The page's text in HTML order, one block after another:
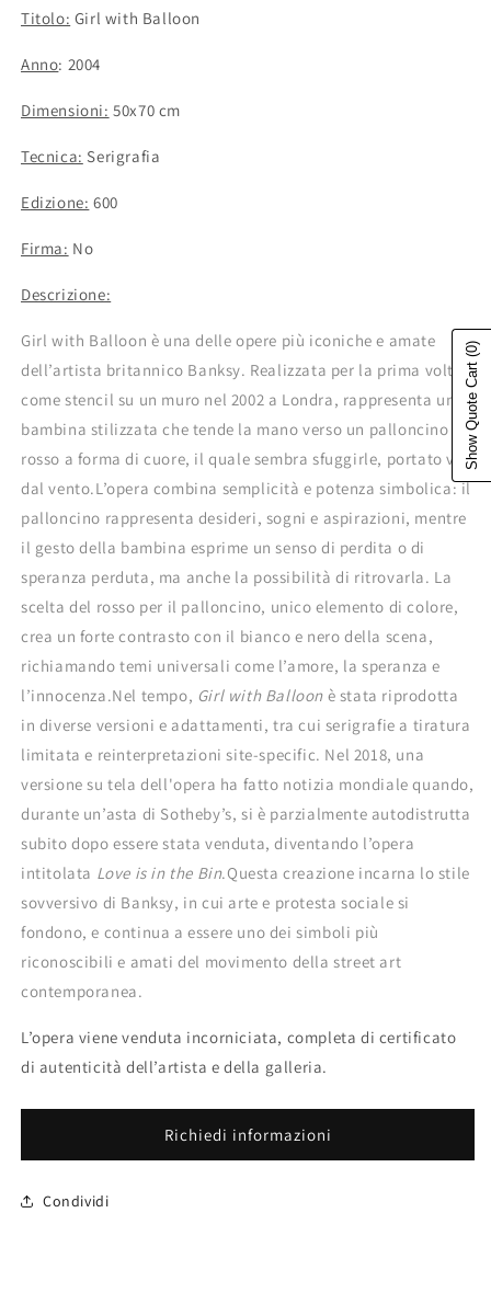
Titolo: Girl with Balloon
Anno: 2004
Dimensioni: 50x70 cm
Tecnica: Serigrafia
Edizione: 600
Firma: No
Descrizione:
Girl with Balloon è una delle opere più iconiche e amate
dell’artista britannico Banksy. Realizzata per la prima volta
come stencil su un muro nel 2002 a Londra, rappresenta una
bambina stilizzata che tende la mano verso un palloncino
rosso a forma di cuore, il quale sembra sfuggirle, portato via
dal vento.L’opera combina semplicità e potenza simbolica: il
palloncino rappresenta desideri, sogni e aspirazioni, mentre
il gesto della bambina esprime un senso di perdita o di
speranza perduta, ma anche la possibilità di ritrovarla. La
scelta del rosso per il palloncino, unico elemento di colore,
crea un forte contrasto con il bianco e nero della scena,
richiamando temi universali come l’amore, la speranza e
l’innocenza.Nel tempo, Girl with Balloon è stata riprodotta
in diverse versioni e adattamenti, tra cui serigrafie a tiratura
limitata e reinterpretazioni site-specific. Nel 2018, una
versione su tela dell'opera ha fatto notizia mondiale quando,
durante un’asta di Sotheby’s, si è parzialmente autodistrutta
subito dopo essere stata venduta, diventando l’opera
intitolata Love is in the Bin.Questa creazione incarna lo stile
sovversivo di Banksy, in cui arte e protesta sociale si
fondono, e continua a essere uno dei simboli più
riconoscibili e amati del movimento della street art
contemporanea.
L’opera viene venduta incorniciata, completa di certificato
di autenticità dell’artista e della galleria.
Richiedi informazioni
Condividi
Show Quote Cart
(0)